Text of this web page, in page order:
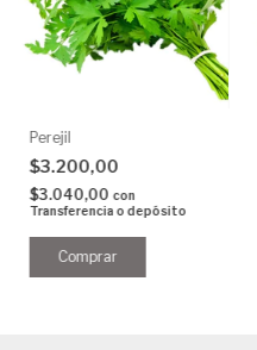
Perejil
$3.200,00
$3.040,00 con
Transferencia o depósito